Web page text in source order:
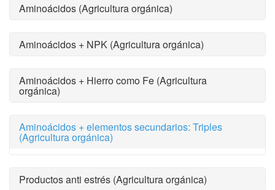
Aminoácidos (Agricultura orgánica)
Aminoácidos + NPK (Agricultura orgánica)
Aminoácidos + Hierro como Fe (Agricultura
orgánica)
Aminoácidos + elementos secundarios: Triples
(Agricultura orgánica)
Productos anti estrés (Agricultura orgánica)